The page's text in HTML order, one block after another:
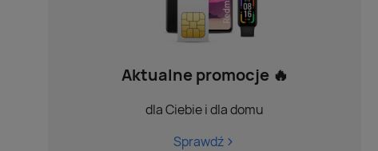
Aktualne promocje 🔥
dla Ciebie i dla domu
Sprawdź